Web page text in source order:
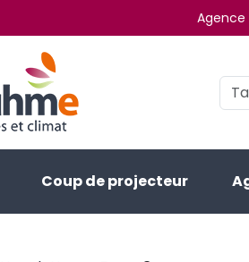
Agence
Coup de projecteur